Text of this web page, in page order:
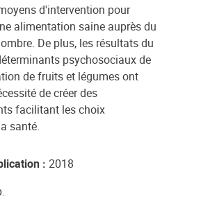
d'intervention pour
alimentation saine auprès du
De plus, les résultats du
psychosociaux de
de fruits et légumes ont
de créer des
facilitant les choix
santé.
: 2018